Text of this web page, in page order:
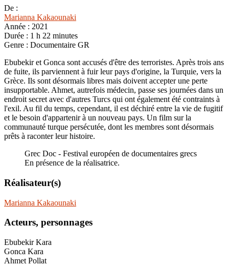
De :
Marianna Kakaounaki
Année : 2021
Durée : 1 h 22 minutes
Genre : Documentaire GR
Ebubekir et Gonca sont accusés d'être des terroristes. Après trois ans
de fuite, ils parviennent à fuir leur pays d'origine, la Turquie, vers la
Grèce. Ils sont désormais libres mais doivent accepter une perte
insupportable. Ahmet, autrefois médecin, passe ses journées dans un
endroit secret avec d'autres Turcs qui ont également été contraints à
l'exil. Au fil du temps, cependant, il est déchiré entre la vie de fugitif
et le besoin d'appartenir à un nouveau pays. Un film sur la
communauté turque persécutée, dont les membres sont désormais
prêts à raconter leur histoire.
Grec Doc - Festival européen de documentaires grecs
En présence de la réalisatrice.
Réalisateur(s)
Marianna Kakaounaki
Acteurs, personnages
Ebubekir Kara
Gonca Kara
Ahmet Pollat